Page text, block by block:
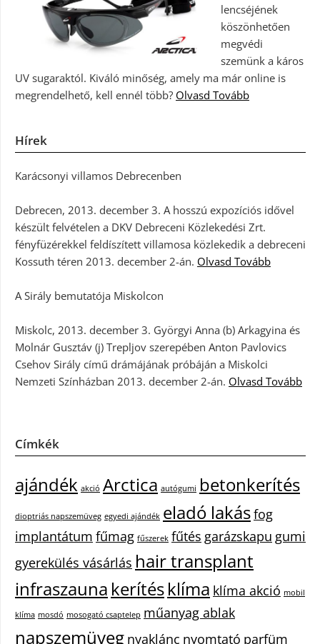
lencséjének
köszönhetően
megvédi
szemünk a káros
UV sugaraktól. Kiváló minőség, amely ma már online is
megrendelhető, kell ennél több? Olvasd Tovább
Hírek
Karácsonyi villamos Debrecenben
Debrecen, 2013. december 3. A hosszú expozíciós idővel
készült felvételen a DKV Debreceni Közlekedési Zrt.
fényfüzérekkel feldíszített villamosa közlekedik a debreceni
Kossuth téren 2013. december 2-án. Olvasd Tovább
A Sirály bemutatója Miskolcon
Miskolc, 2013. december 3. Györgyi Anna (b) Arkagyina és
Molnár Gusztáv (j) Trepljov szerepében Anton Pavlovics
Csehov Sirály című drámájának próbáján a Miskolci
Nemzeti Színházban 2013. december 2-án. Olvasd Tovább
Címkék
ajándék akció Arctica autógumi betonkerítés
dioptriás napszemüveg egyedi ajándék eladó lakásfog
implantátum fűmag fűszerek fűtés garázskapu gumi
gyerekülés vásárlás hair transplant
infraszauna kerítésklíma klíma akció mobil
klíma mosdó mosogató csaptelep műanyag ablak
napszemüveg nyaklánc nyomtató parfüm